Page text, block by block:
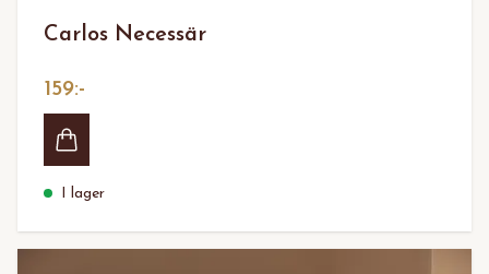
Carlos Necessär
159:-
I lager